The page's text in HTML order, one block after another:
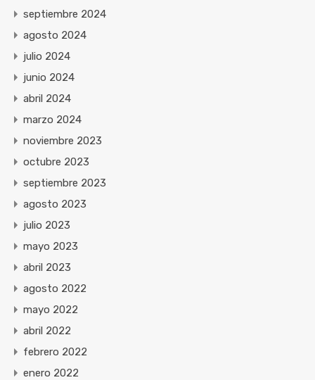
septiembre 2024
agosto 2024
julio 2024
junio 2024
abril 2024
marzo 2024
noviembre 2023
octubre 2023
septiembre 2023
agosto 2023
julio 2023
mayo 2023
abril 2023
agosto 2022
mayo 2022
abril 2022
febrero 2022
enero 2022